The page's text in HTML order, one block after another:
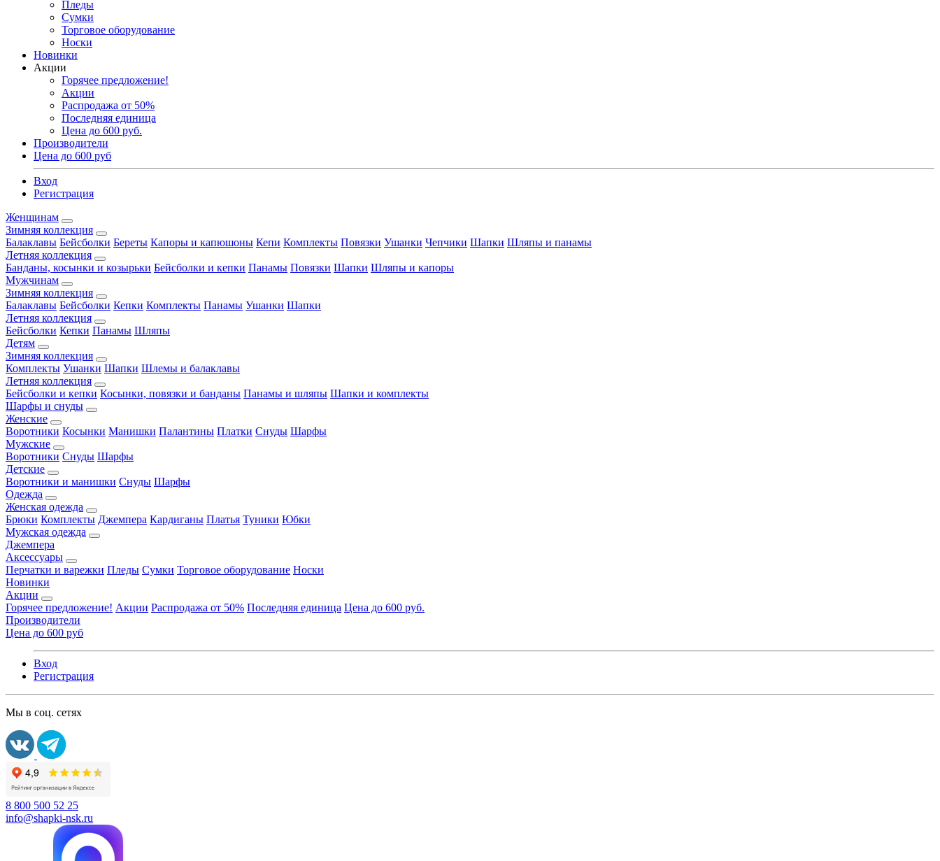
Пледы
Сумки
Торговое оборудование
Носки
Новинки
Акции
Горячее предложение!
Акции
Распродажа от 50%
Последняя единица
Цена до 600 руб.
Производители
Цена до 600 руб
Вход
Регистрация
Женщинам
Зимняя коллекция
Балаклавы Бейсболки Береты Капоры и капюшоны Кепи Комплекты Повязки Ушанки Чепчики Шапки Шляпы и панамы
Летняя коллекция
Банданы, косынки и козырьки Бейсболки и кепки Панамы Повязки Шапки Шляпы и капоры
Мужчинам
Зимняя коллекция
Балаклавы Бейсболки Кепки Комплекты Панамы Ушанки Шапки
Летняя коллекция
Бейсболки Кепки Панамы Шляпы
Детям
Зимняя коллекция
Комплекты Ушанки Шапки Шлемы и балаклавы
Летняя коллекция
Бейсболки и кепки Косынки, повязки и банданы Панамы и шляпы Шапки и комплекты
Шарфы и снуды
Женские
Воротники Косынки Манишки Палантины Платки Снуды Шарфы
Мужские
Воротники Снуды Шарфы
Детские
Воротники и манишки Снуды Шарфы
Одежда
Женская одежда
Брюки Комплекты Джемпера Кардиганы Платья Туники Юбки
Мужская одежда
Джемпера
Аксессуары
Перчатки и варежки Пледы Сумки Торговое оборудование Носки
Новинки
Акции
Горячее предложение! Акции Распродажа от 50% Последняя единица Цена до 600 руб.
Производители
Цена до 600 руб
Вход
Регистрация
Мы в соц. сетях
8 800 500 52 25
info@shapki-nsk.ru